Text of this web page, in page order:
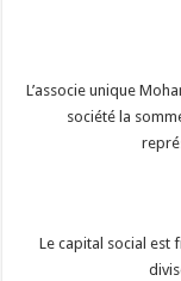
L’associe unique
société la
Le capital social est